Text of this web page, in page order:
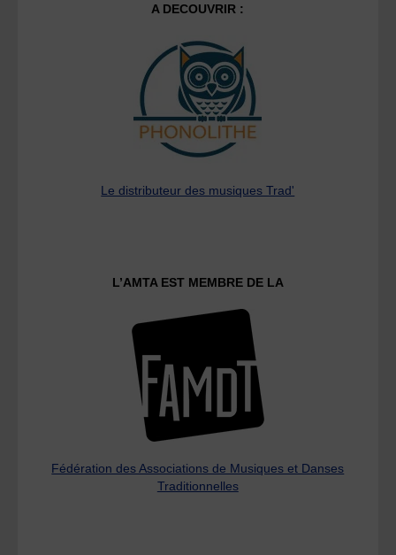
A DECOUVRIR :
Le distributeur des musiques Trad'
L’AMTA EST MEMBRE DE LA
Fédération des Associations de Musiques et Danses
Traditionnelles